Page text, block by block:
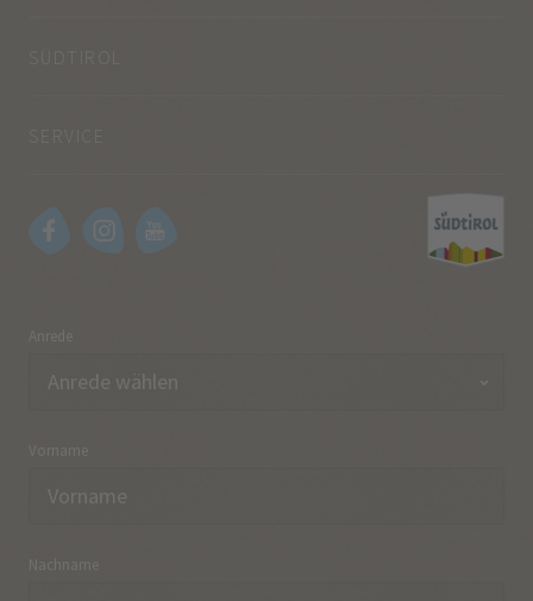
SÜDTIROL
Anrede
Vorname
Nachname